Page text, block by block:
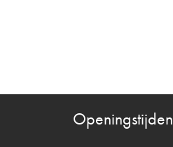
Openingstijden